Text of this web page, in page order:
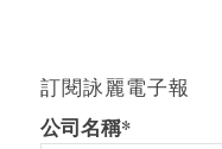
訂閱詠麗電子報
公司名稱*